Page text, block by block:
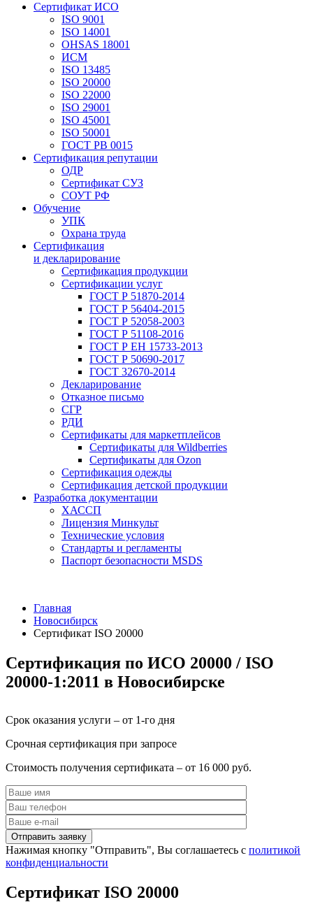
Сертификат ИСО
ISO 9001
ISO 14001
OHSAS 18001
ИСМ
ISO 13485
ISO 20000
ISO 22000
ISO 29001
ISO 45001
ISO 50001
ГОСТ РВ 0015
Сертификация репутации
ОДР
Сертификат СУЗ
СОУТ РФ
Обучение
УПК
Охрана труда
Сертификация
и декларирование
Сертификация продукции
Сертификации услуг
ГОСТ Р 51870-2014
ГОСТ Р 56404-2015
ГОСТ Р 52058-2003
ГОСТ Р 51108-2016
ГОСТ Р ЕН 15733-2013
ГОСТ Р 50690-2017
ГОСТ 32670-2014
Декларирование
Отказное письмо
СГР
РДИ
Сертификаты для маркетплейсов
Сертификаты для Wildberries
Сертификаты для Ozon
Сертификация одежды
Сертификация детской продукции
Разработка документации
ХАССП
Лицензия Минкульт
Технические условия
Стандарты и регламенты
Паспорт безопасности MSDS
Главная
Новосибирск
Сертификат ISO 20000
Сертификация по ИСО 20000 / ISO
20000-1:2011 в Новосибирске
Срок оказания услуги – от 1-го дня
Срочная сертификация при запросе
Стоимость получения сертификата – от 16 000 руб.
Нажимая кнопку "Отправить", Вы соглашаетесь с политикой
конфиденциальности
Сертификат ISO 20000